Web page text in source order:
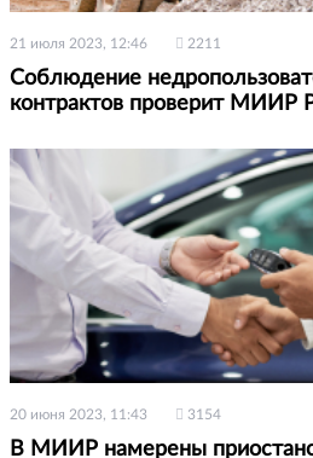
21 июля 2023, 12:46 2211
Соблюдение
контрактов проверит МИИР
20 июня 2023, 11:43 3154
В МИИР намерены